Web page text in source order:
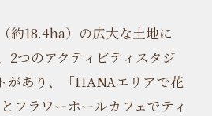
約18.4ha）の広大な土地に
2つのアクティビティスタジ
があり、「HANAエリアで花
フラワーホールカフェでティ